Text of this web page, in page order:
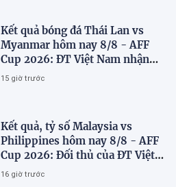
Kết quả bóng đá Thái Lan vs
Myanmar hôm nay 8/8 - AFF
Cup 2026: ĐT Việt Nam nhận
'chiến thư'
15 giờ trước
Kết quả, tỷ số Malaysia vs
Philippines hôm nay 8/8 - AFF
Cup 2026: Đối thủ của ĐT Việt
Nam lộ diện
16 giờ trước